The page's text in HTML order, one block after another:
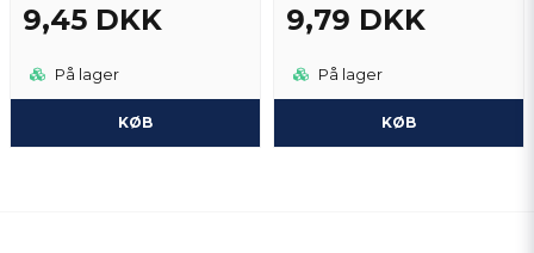
9,45 DKK
På lager
KØB
9,79 DKK
På lager
KØB